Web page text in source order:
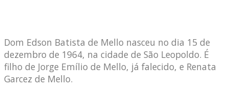
Dom Edson Batista de Mello nasceu no dia 15 de
dezembro de 1964, na cidade de São Leopoldo. É
filho de Jorge Emílio de Mello, já falecido, e Renata
Garcez de Mello.